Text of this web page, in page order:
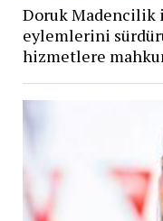
Doruk Madencilik
eylemlerini
hizmetlere